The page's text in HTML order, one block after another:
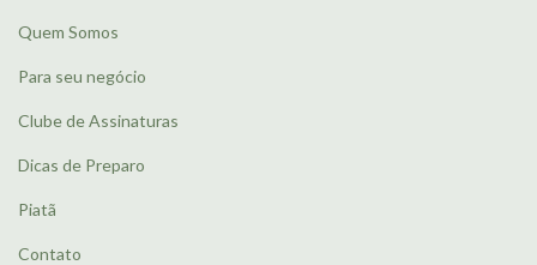
Quem Somos
Para seu negócio
Clube de Assinaturas
Dicas de Preparo
Piatã
Contato